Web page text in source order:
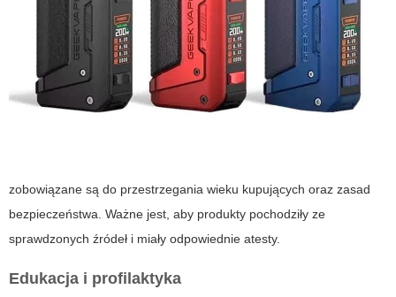
zobowiązane są do przestrzegania wieku kupujących oraz zasad
bezpieczeństwa. Ważne jest, aby produkty pochodziły ze
sprawdzonych źródeł i miały odpowiednie atesty.
Edukacja i profilaktyka